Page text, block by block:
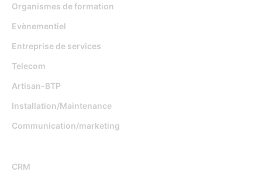
Organismes de formation
Evènementiel
Entreprise de services
Telecom
Artisan-BTP
Installation/Maintenance
Communication/marketing
CRM